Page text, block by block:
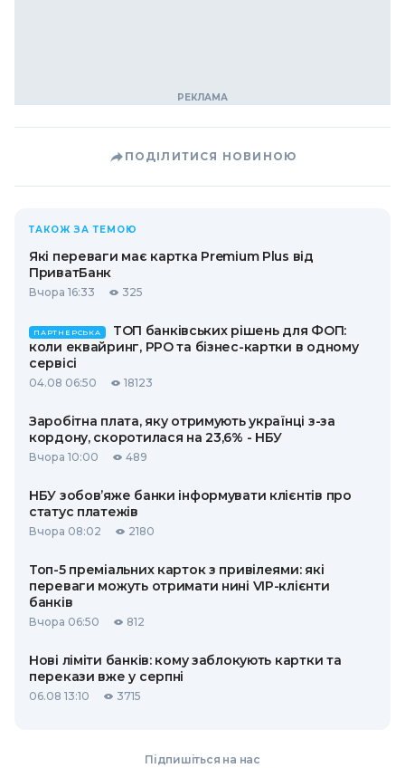
ПОДІЛИТИСЯ НОВИНОЮ
ТАКОЖ ЗА ТЕМОЮ
Які переваги має картка Premium Plus від
ПриватБанк
Вчора 16:33 325
ПАРТНЕРСЬКА
ТОП банківських рішень для ФОП:
коли еквайринг, РРО та бізнес-картки в одному
сервісі
04.08 06:50 18123
Заробітна плата, яку отримують українці з-за
кордону, скоротилася на 23,6% - НБУ
Вчора 10:00 489
НБУ зобов’яже банки інформувати клієнтів про
статус платежів
Вчора 08:02 2180
Топ-5 преміальних карток з привілеями: які
переваги можуть отримати нині VIP-клієнти
банків
Вчора 06:50 812
Нові ліміти банків: кому заблокують картки та
перекази вже у серпні
06.08 13:10 3715
Підпишіться на нас